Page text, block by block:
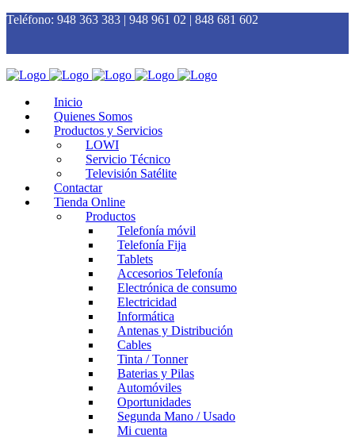
Teléfono: 948 363 383 | 948 961 02 | 848 681 602
Inicio
Quienes Somos
Productos y Servicios
LOWI
Servicio Técnico
Televisión Satélite
Contactar
Tienda Online
Productos
Telefonía móvil
Telefonía Fija
Tablets
Accesorios Telefonía
Electrónica de consumo
Electricidad
Informática
Antenas y Distribución
Cables
Tinta / Tonner
Baterias y Pilas
Automóviles
Oportunidades
Segunda Mano / Usado
Mi cuenta